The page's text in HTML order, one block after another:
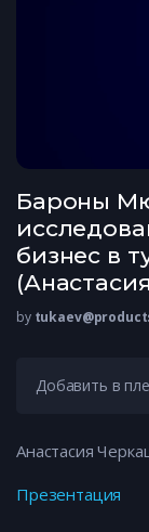
Бароны
бизнес в
by
Добавить в
Анастасия
Презентация